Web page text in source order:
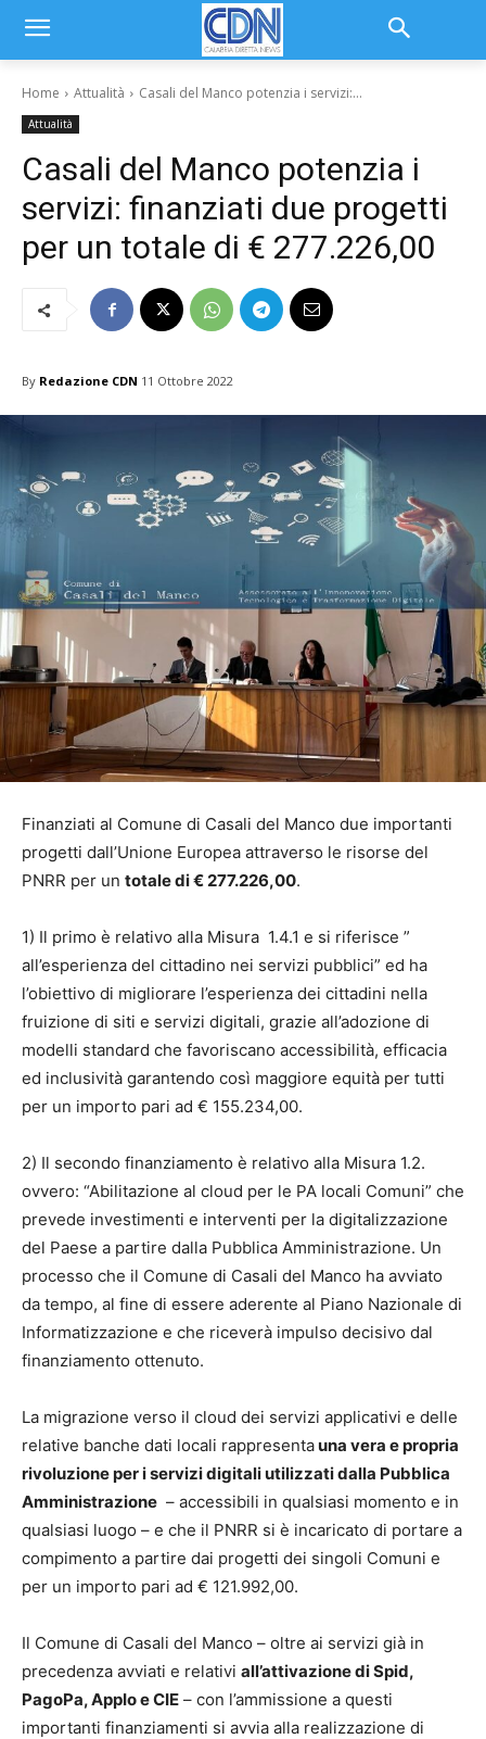
Home Attualità Casali del Manco potenzia i servizi:...
Attualità
Casali del Manco potenzia i
servizi: finanziati due progetti
per un totale di € 277.226,00
By Redazione CDN 11 Ottobre 2022
Finanziati al Comune di Casali del Manco due importanti
progetti dall’Unione Europea attraverso le risorse del
PNRR per un totale di € 277.226,00.
1) Il primo è relativo alla Misura 1.4.1 e si riferisce ”
all’esperienza del cittadino nei servizi pubblici” ed ha
l’obiettivo di migliorare l’esperienza dei cittadini nella
fruizione di siti e servizi digitali, grazie all’adozione di
modelli standard che favoriscano accessibilità, efficacia
ed inclusività garantendo così maggiore equità per tutti
per un importo pari ad € 155.234,00.
2) Il secondo finanziamento è relativo alla Misura 1.2.
ovvero: “Abilitazione al cloud per le PA locali Comuni” che
prevede investimenti e interventi per la digitalizzazione
del Paese a partire dalla Pubblica Amministrazione. Un
processo che il Comune di Casali del Manco ha avviato
da tempo, al fine di essere aderente al Piano Nazionale di
Informatizzazione e che riceverà impulso decisivo dal
finanziamento ottenuto.
La migrazione verso il cloud dei servizi applicativi e delle
relative banche dati locali rappresentauna vera e propria
rivoluzione per i servizi digitali utilizzati dalla Pubblica
Amministrazione – accessibili in qualsiasi momento e in
qualsiasi luogo – e che il PNRR si è incaricato di portare a
compimento a partire dai progetti dei singoli Comuni e
per un importo pari ad € 121.992,00.
Il Comune di Casali del Manco – oltre ai servizi già in
precedenza avviati e relativi all’attivazione di Spid,
PagoPa, AppIo e CIE – con l’ammissione a questi
importanti finanziamenti si avvia alla realizzazione di